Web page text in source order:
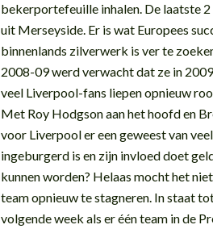
bekerportefeuille inhalen. De laatste
uit Merseyside. Er is wat Europees
binnenlands zilverwerk is ver te
2008-09 werd verwacht dat ze in
veel Liverpool-fans liepen opnieuw
Met Roy Hodgson aan het hoofd en
voor Liverpool er een geweest van
ingeburgerd is en zijn invloed doet
kunnen worden? Helaas mocht het
team opnieuw te stagneren. In staat
volgende week als er één team in de